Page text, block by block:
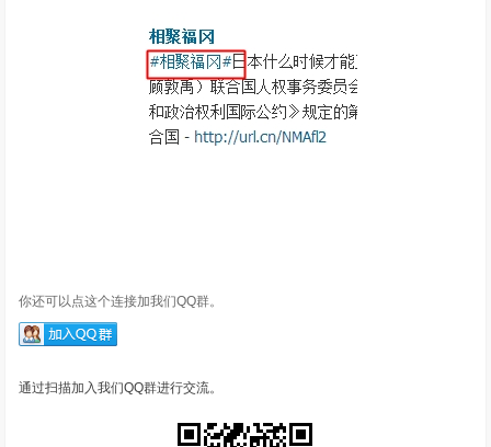
你还可以点这个连接加我们QQ群。
通过扫描加入我们QQ群进行交流。